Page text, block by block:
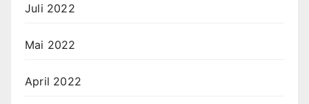
Juli 2022
Mai 2022
April 2022